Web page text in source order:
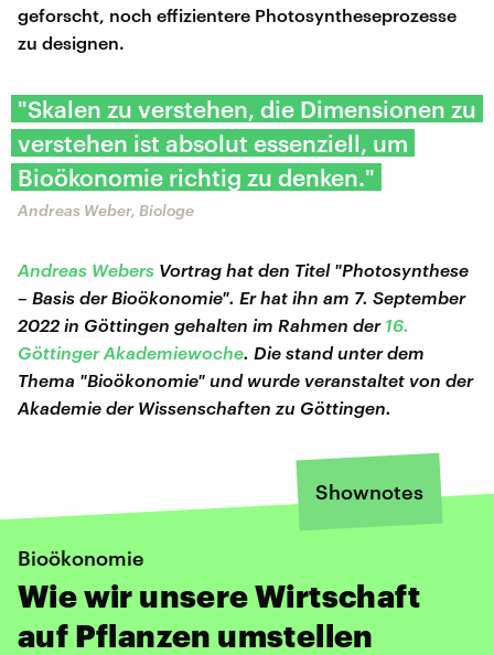
geforscht, noch effizientere Photosyntheseprozesse
zu designen.
"Skalen zu verstehen, die Dimensionen zu
verstehen ist absolut essenziell, um
Bioökonomie richtig zu denken."
Andreas Weber, Biologe
Andreas Webers Vortrag hat den Titel "Photosynthese
– Basis der Bioökonomie". Er hat ihn am 7. September
2022 in Göttingen gehalten im Rahmen der 16.
Göttinger Akademiewoche. Die stand unter dem
Thema "Bioökonomie" und wurde veranstaltet von der
Akademie der Wissenschaften zu Göttingen.
Shownotes
Bioökonomie
Wie wir unsere Wirtschaft
auf Pflanzen umstellen